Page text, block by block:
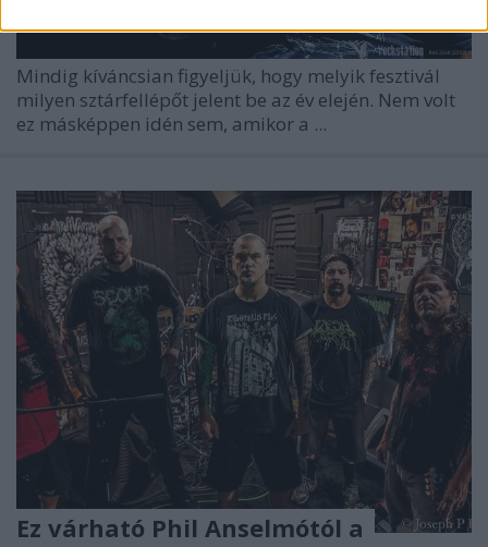
Mindig kíváncsian figyeljük, hogy melyik fesztivál
milyen sztárfellépőt jelent be az év elején. Nem volt
ez másképpen idén sem, amikor a ...
Ez várható Phil Anselmótól a